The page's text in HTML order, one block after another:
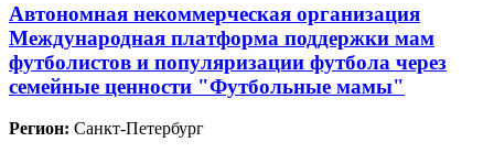
Автономная некоммерческая организация
Международная платформа поддержки мам
футболистов и популяризации футбола через
семейные ценности "Футбольные мамы"
Регион: Санкт-Петербург